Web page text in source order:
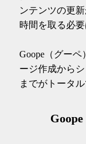
ンテンツの更
時間を取る必要
Goope（グー
ージ作成から
までがトータ